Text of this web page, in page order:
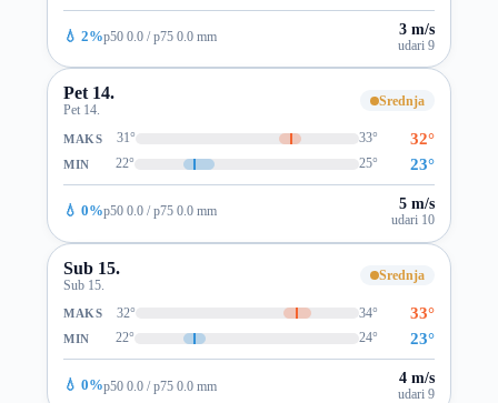
💧 2%p50 0.0 / p75 0.0 mm 3 m/s
udari 9
Pet 14.
Pet 14.
Srednja
MAKS 31° 33° 32°
MIN 22° 25° 23°
💧 0%p50 0.0 / p75 0.0 mm 5 m/s
udari 10
Sub 15.
Sub 15.
Srednja
MAKS 32° 34° 33°
MIN 22° 24° 23°
💧 0%p50 0.0 / p75 0.0 mm 4 m/s
udari 9